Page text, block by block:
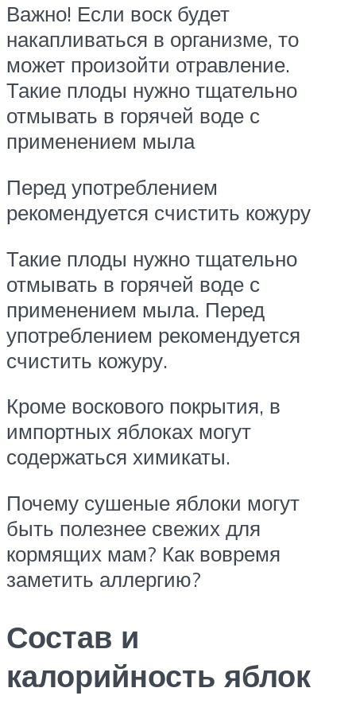
Важно! Если воск будет
накапливаться в организме, то
может произойти отравление.
Такие плоды нужно тщательно
отмывать в горячей воде с
применением мыла
Перед употреблением
рекомендуется счистить кожуру
Такие плоды нужно тщательно
отмывать в горячей воде с
применением мыла. Перед
употреблением рекомендуется
счистить кожуру.
Кроме воскового покрытия, в
импортных яблоках могут
содержаться химикаты.
Почему сушеные яблоки могут
быть полезнее свежих для
кормящих мам? Как вовремя
заметить аллергию?
Состав и
калорийность яблок